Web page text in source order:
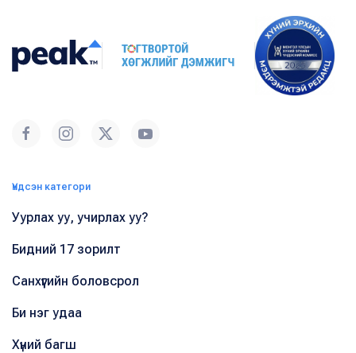
Үндсэн категори
Уурлах уу, учирлах уу?
Бидний 17 зорилт
Санхүүгийн боловсрол
Би нэг удаа
Хүний багш